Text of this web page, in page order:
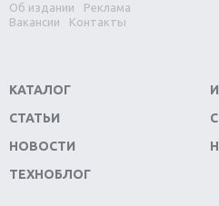
Две важных новинки для
Divinity Original Sin 2
Switch
Обзор игры The Crew 2:
Важнейшие анонсы E3 2018
Об издании
Реклама
Вакансии
Контакты
КАТАЛОГ
СТАТЬИ
НОВОСТИ
ТЕХНОБЛОГ